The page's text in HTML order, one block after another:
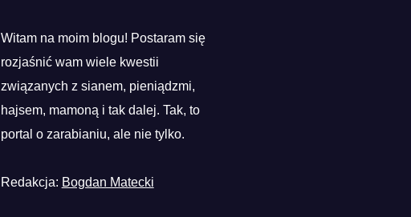
Witam na moim blogu! Postaram się
rozjaśnić wam wiele kwestii
związanych z sianem, pieniądzmi,
hajsem, mamoną i tak dalej. Tak, to
portal o zarabianiu, ale nie tylko.
Redakcja: Bogdan Matecki